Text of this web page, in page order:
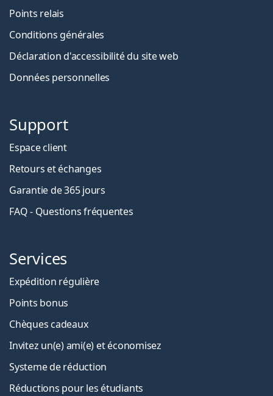
Points relais
Conditions générales
Déclaration d'accessibilité du site web
Données personnelles
Support
Espace client
Retours et échanges
Garantie de 365 jours
FAQ - Questions fréquentes
Services
Expédition régulière
Points bonus
Chèques cadeaux
Invitez un(e) ami(e) et économisez
Systeme de réduction
Réductions pour les étudiants